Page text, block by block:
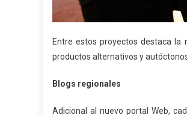
Entre estos proyectos destaca la
productos alternativos y
Blogs regionales
Adicional al nuevo portal Web,